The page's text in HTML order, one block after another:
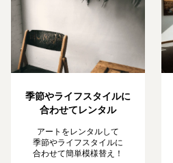
季節やライフスタイルに
合わせてレンタル
アートをレンタルして
季節やライフスタイルに
合わせて簡単模様替え！